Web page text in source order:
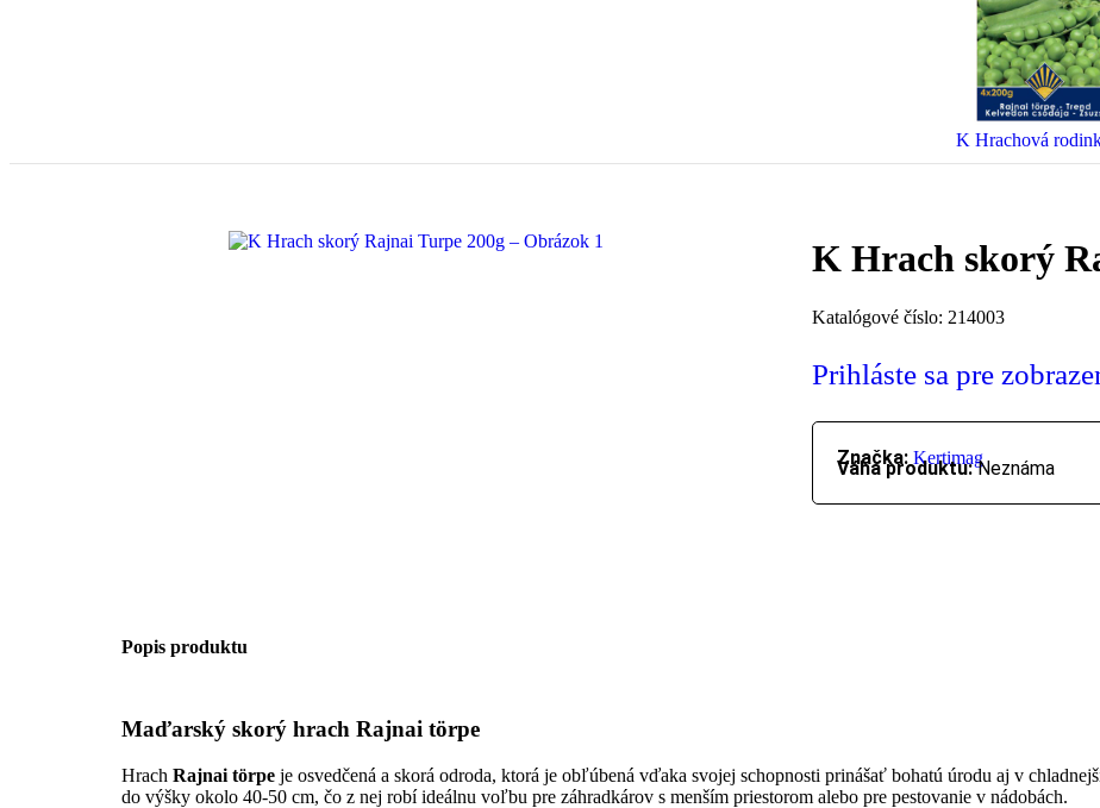
K Hrachová
K Hrach skorý
Katalógové číslo: 214003
Prihláste sa pre
Značka: Kertimag
Váha produktu:Neznáma
Popis produktu
Maďarský skorý hrach Rajnai törpe
Hrach Rajnai törpe je osvedčená a skorá odroda, ktorá je obľúbená vďaka svojej schopnosti prinášať bohatú úrodu aj v
do výšky okolo 40-50 cm, čo z nej robí ideálnu voľbu pre záhradkárov s menším priestorom alebo pre pestovanie v nádobách.